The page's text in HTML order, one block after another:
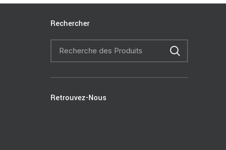
Rechercher
Retrouvez-Nous